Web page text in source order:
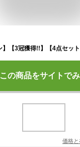
この商品をサイトで
価格と